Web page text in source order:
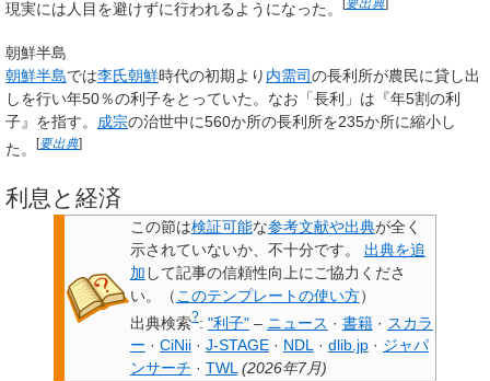
現実には人目を避けずに行われるようになった。 要出典
朝鮮半島
朝鮮半島では李氏朝鮮時代の初期より 内需司の長利所が農民に貸し出
しを行い年50％の利子をとっていた。なお「長利」は『年5割の利
子』を指す。 成宗の治世中に560か所の長利所を235か所に縮小し
た。
[要出典]
利息と経済
この節は検証可能な参考文献や出典が全く
示されていないか、不十分です。
出典を追
加 して記事の信頼性向上にご協力くださ
い。
（ このテンプレートの使い方）
出典検索?: "利子" – ニュース · 書籍 · スカラ
ー · CiNii · J-STAGE · NDL · dlib.jp · ジャパ
ンサーチ · TWL (2026年7月)